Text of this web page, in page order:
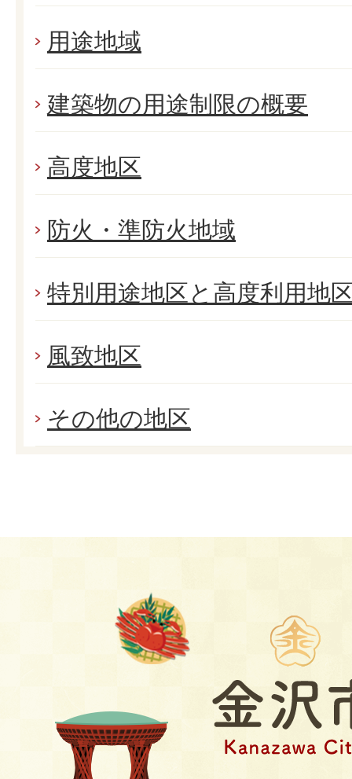
用途地域
建築物の用途制限の概要
高度地区
防火・準防火地域
特別用途地区と高度利用地
風致地区
その他の地区